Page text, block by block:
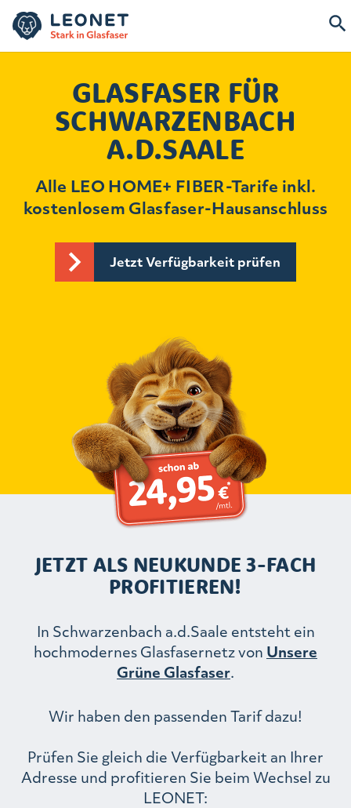
GLASFASER FÜR
SCHWARZENBACH
A.D.SAALE
Alle LEO HOME+ FIBER-Tarife inkl.
kostenlosem Glasfaser-Hausanschluss
Jetzt Verfügbarkeit prüfen
JETZT ALS NEUKUNDE 3-FACH
PROFITIEREN!
In Schwarzenbach a.d.Saale entsteht ein
hochmodernes Glasfasernetz von Unsere
Grüne Glasfaser.
Wir haben den passenden Tarif dazu!
Prüfen Sie gleich die Verfügbarkeit an Ihrer
Adresse und profitieren Sie beim Wechsel zu
LEONET: